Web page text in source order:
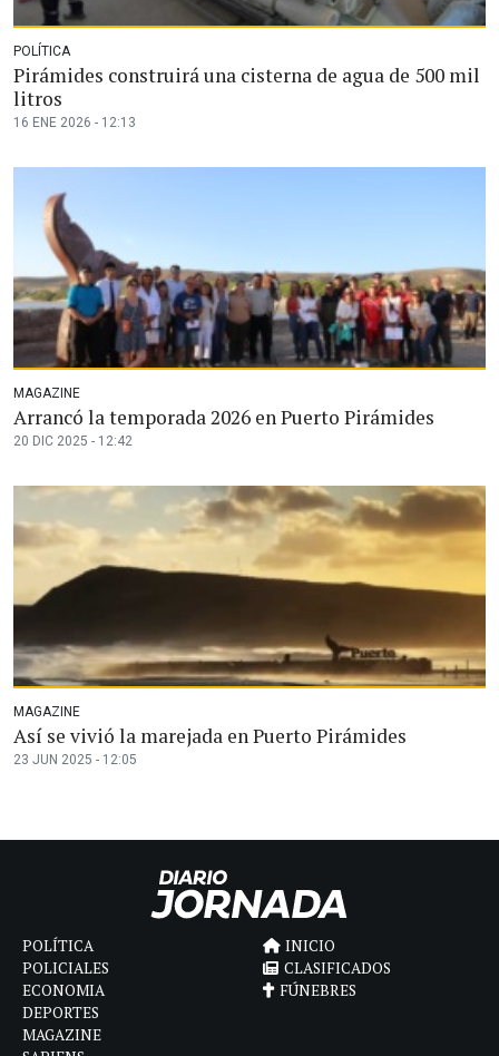
POLÍTICA
Pirámides construirá una cisterna de agua de 500 mil
litros
16 ENE 2026 - 12:13
MAGAZINE
Arrancó la temporada 2026 en Puerto Pirámides
20 DIC 2025 - 12:42
MAGAZINE
Así se vivió la marejada en Puerto Pirámides
23 JUN 2025 - 12:05
POLÍTICA
POLICIALES
ECONOMIA
DEPORTES
MAGAZINE
INICIO
CLASIFICADOS
FÚNEBRES